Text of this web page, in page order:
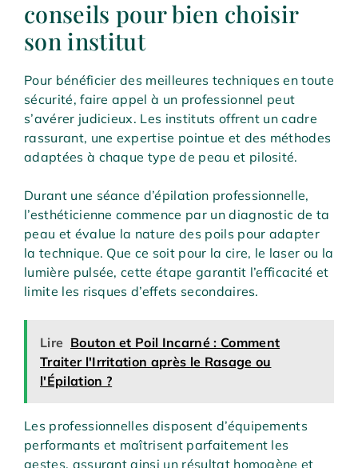
conseils pour bien choisir
son institut
Pour bénéficier des meilleures techniques en toute
sécurité, faire appel à un professionnel peut
s’avérer judicieux. Les instituts offrent un cadre
rassurant, une expertise pointue et des méthodes
adaptées à chaque type de peau et pilosité.
Durant une séance d’épilation professionnelle,
l’esthéticienne commence par un diagnostic de ta
peau et évalue la nature des poils pour adapter
la technique. Que ce soit pour la cire, le laser ou la
lumière pulsée, cette étape garantit l’efficacité et
limite les risques d’effets secondaires.
Lire Bouton et Poil Incarné : Comment
Traiter l'Irritation après le Rasage ou
l'Épilation ?
Les professionnelles disposent d’équipements
performants et maîtrisent parfaitement les
gestes, assurant ainsi un résultat homogène et